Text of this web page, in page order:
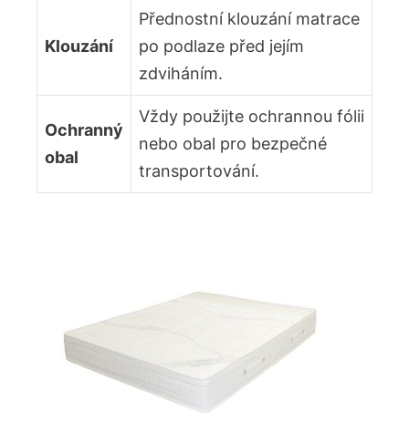
Klouzání
Přednostní klouzání matrace
po podlaze před jejím
zdviháním.
Ochranný
obal
Vždy použijte ochrannou fólii
nebo obal pro bezpečné
transportování.